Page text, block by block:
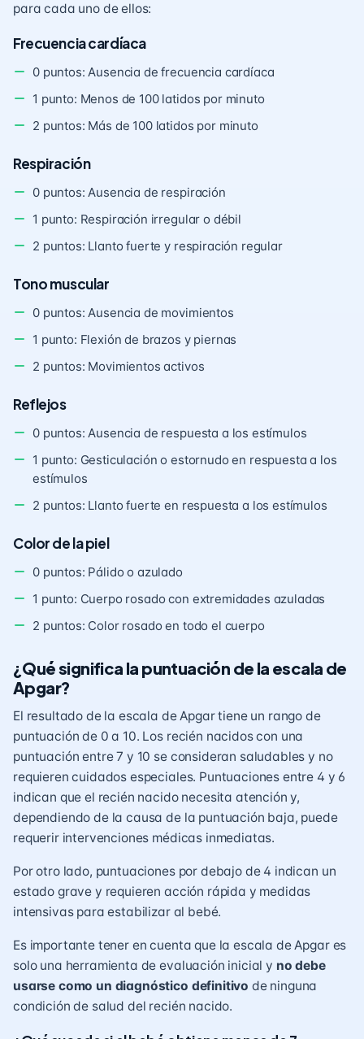
para cada uno de ellos:
Frecuencia cardíaca
0 puntos: Ausencia de frecuencia cardíaca
1 punto: Menos de 100 latidos por minuto
2 puntos: Más de 100 latidos por minuto
Respiración
0 puntos: Ausencia de respiración
1 punto: Respiración irregular o débil
2 puntos: Llanto fuerte y respiración regular
Tono muscular
0 puntos: Ausencia de movimientos
1 punto: Flexión de brazos y piernas
2 puntos: Movimientos activos
Reflejos
0 puntos: Ausencia de respuesta a los estímulos
1 punto: Gesticulación o estornudo en respuesta a los
estímulos
2 puntos: Llanto fuerte en respuesta a los estímulos
Color de la piel
0 puntos: Pálido o azulado
1 punto: Cuerpo rosado con extremidades azuladas
2 puntos: Color rosado en todo el cuerpo
¿Qué significa la puntuación de la escala de
Apgar?
El resultado de la escala de Apgar tiene un rango de
puntuación de 0 a 10. Los recién nacidos con una
puntuación entre 7 y 10 se consideran saludables y no
requieren cuidados especiales. Puntuaciones entre 4 y 6
indican que el recién nacido necesita atención y,
dependiendo de la causa de la puntuación baja, puede
requerir intervenciones médicas inmediatas.
Por otro lado, puntuaciones por debajo de 4 indican un
estado grave y requieren acción rápida y medidas
intensivas para estabilizar al bebé.
Es importante tener en cuenta que la escala de Apgar es
solo una herramienta de evaluación inicial y no debe
usarse como un diagnóstico definitivo de ninguna
condición de salud del recién nacido.